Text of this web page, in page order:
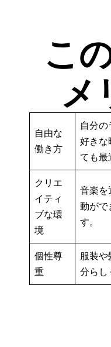
こ
メ
自由な
働き方
自分
好きな
ても最
クリエ
イティ
ブな環
境
音楽を
動がで
す。
個性尊
重
服装や
分らし